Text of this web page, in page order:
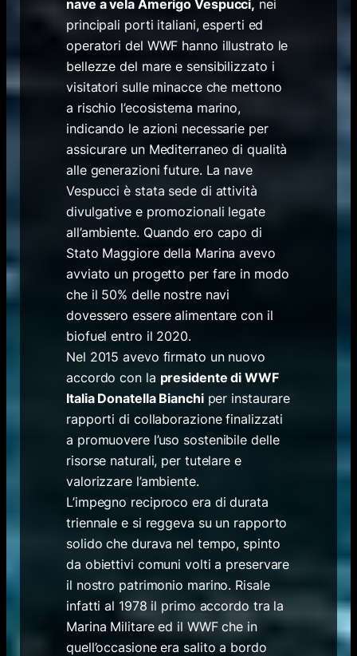
nave a vela Amerigo Vespucci, nei
principali porti italiani, esperti ed
operatori del WWF hanno illustrato le
bellezze del mare e sensibilizzato i
visitatori sulle minacce che mettono
a rischio l’ecosistema marino,
indicando le azioni necessarie per
assicurare un Mediterraneo di qualità
alle generazioni future. La nave
Vespucci è stata sede di attività
divulgative e promozionali legate
all’ambiente. Quando ero capo di
Stato Maggiore della Marina avevo
avviato un progetto per fare in modo
che il 50% delle nostre navi
dovessero essere alimentare con il
biofuel entro il 2020.
Nel 2015 avevo firmato un nuovo
accordo con la presidente di WWF
Italia Donatella Bianchiper instaurare
rapporti di collaborazione finalizzati
a promuovere l’uso sostenibile delle
risorse naturali, per tutelare e
valorizzare l’ambiente.
L’impegno reciproco era di durata
triennale e si reggeva su un rapporto
solido che durava nel tempo, spinto
da obiettivi comuni volti a preservare
il nostro patrimonio marino. Risale
infatti al 1978 il primo accordo tra la
Marina Militare ed il WWF che in
quell’occasione era salito a bordo